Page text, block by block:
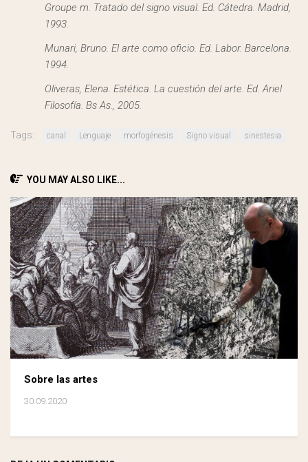
Groupe m. Tratado del signo visual. Ed. Cátedra. Madrid,
1993.
Munari, Bruno. El arte como oficio. Ed. Labor. Barcelona.
1994.
Oliveras, Elena. Estética. La cuestión del arte. Ed. Ariel
Filosofía. Bs As., 2005.
Tags: canal Lenguaje morfogénesis Signo visual sinestesia
YOU MAY ALSO LIKE...
Sobre las artes
30.09.2020